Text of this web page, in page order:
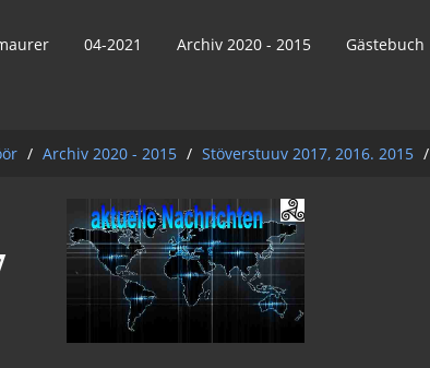
04-2021 Archiv 2020 - 2015 Gästebuch
/ Archiv 2020 - 2015 / Stöverstuuv 2017, 2016. 2015 /